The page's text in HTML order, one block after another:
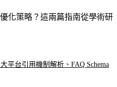
化策略？這兩篇指南從學術研
平台引用機制解析、FAQ Schema